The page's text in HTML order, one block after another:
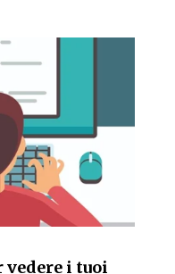
vedere i tuoi